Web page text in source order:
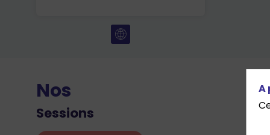
Nos
Sessions
A